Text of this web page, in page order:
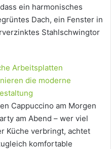
ein harmonisches
Dach, ein Fenster in
Stahlschwingtor
Arbeitsplatten
die moderne
Cappuccino am Morgen
am Abend – wer viel
Küche verbringt, achtet
komfortable